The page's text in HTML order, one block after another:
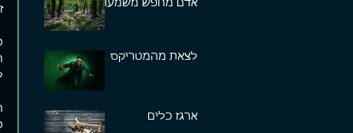
אדם מחפש משמעות
לצאת מהמטריקס
ארגז כלים